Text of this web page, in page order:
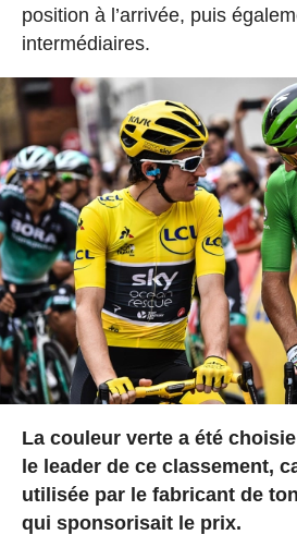
position à l’arrivée, puis
intermédiaires.
La couleur verte a été
le leader de ce classement,
utilisée par le fabricant de
qui sponsorisait le prix.